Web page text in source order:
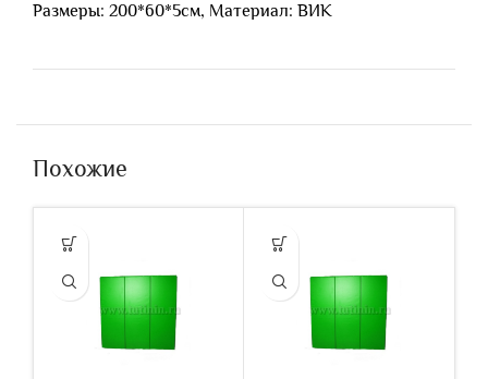
Размеры: 200*60*5см, Материал: ВИК
Похожие